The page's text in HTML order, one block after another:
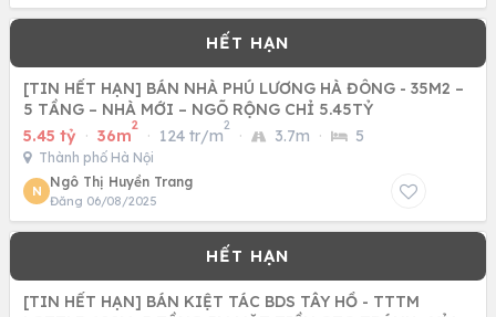
[TIN HẾT HẠN] BÁN NHÀ PHÚ LƯƠNG HÀ ĐÔNG - 35M2 –
5 TẦNG – NHÀ MỚI – NGÕ RỘNG CHỈ 5.45TỶ
5.45 tỷ · 36m
2
· 124 tr/m
2
· 3.7m · 5
Thành phố Hà Nội
N
Ngô Thị Huyền Trang
Đăng 06/08/2025
[TIN HẾT HẠN] BÁN KIỆT TÁC BDS TÂY HỒ - TTTM